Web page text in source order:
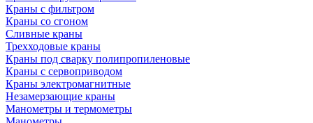
Краны с фильтром
Краны со сгоном
Сливные краны
Трехходовые краны
Краны под сварку полипропиленовые
Краны с сервоприводом
Краны электромагнитные
Незамерзающие краны
Манометры и термометры